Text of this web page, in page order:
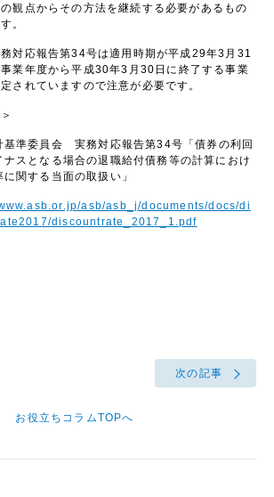
観点からその方法を継続する必要があるもの
。
対応報告第34号は適用時期が平成29年3月31
業年度から平成30年3月30日に終了する事業
されていますので注意が必要です。
基準委員会 実務対応報告第34号「債券の利回
ナスとなる場合の退職給付債務等の計算におけ
に関する当面の取扱い」
asb/asb_j/documents/docs/di
discountrate_2017_1.pdf
お役立ちコラムTOPへ
次の記事